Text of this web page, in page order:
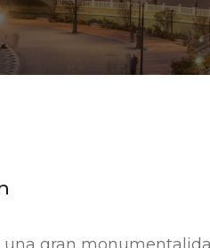
una gran